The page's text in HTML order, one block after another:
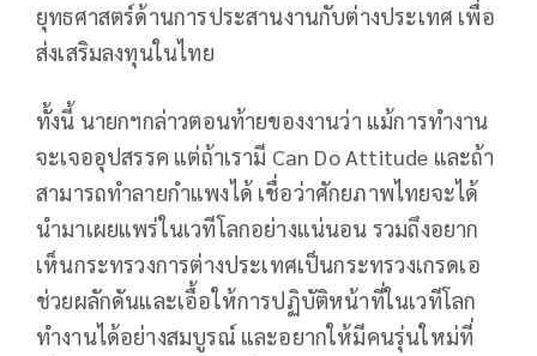
ยุทธศาสตร์ด้านการประสานงานกับต่างประเทศ เพื่อ
ส่งเสริมลงทุนในไทย
ทั้งนี้ นายกฯกล่าวตอนท้ายของงานว่า แม้การทำงาน
จะเจออุปสรรค แต่ถ้าเรามี Can Do Attitude และถ้า
สามารถทำลายกำแพงได้ เชื่อว่าศักยภาพไทยจะได้
นำมาเผยแพร่ในเวทีโลกอย่างแน่นอน รวมถึงอยาก
เห็นกระทรวงการต่างประเทศเป็นกระทรวงเกรดเอ
ช่วยผลักดันและเอื้อให้การปฏิบัติหน้าที่ในเวทีโลก
ทำงานได้อย่างสมบูรณ์ และอยากให้มีคนรุ่นใหม่ที่